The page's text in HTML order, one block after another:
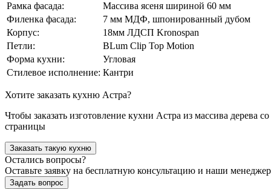
Рамка фасада:
Массива ясеня шириной 60 мм
Филенка фасада:
7 мм МДФ, шпонированный дубом
Корпус:
18мм ЛДСП Kronospan
Петли:
BLum Clip Top Motion
Форма кухни:
Угловая
Стилевое исполнение: Кантри
Хотите заказать кухню Астра?
Чтобы заказать изготовление кухни Астра из массива
страницы
Заказать такую кухню
Остались вопросы?
Оставьте заявку на бесплатную консультацию и наши
Задать вопрос